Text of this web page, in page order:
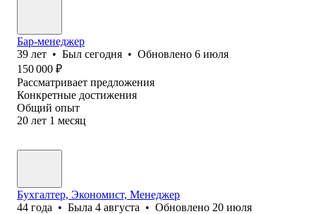
Бар-менеджер
39 лет • Был сегодня • Обновлено 6 июля
150 000 ₽
Рассматривает предложения
Конкретные достижения
Общий опыт
20 лет 1 месяц
Бухгалтер, Экономист, Менеджер
44 года • Была 4 августа • Обновлено 20 июля